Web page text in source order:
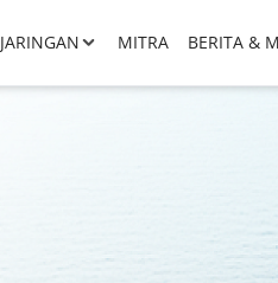
JARINGAN MITRA BERITA &